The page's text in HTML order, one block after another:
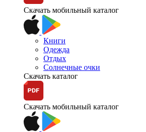
Скачать мобильный каталог
Книги
Одежда
Отдых
Солнечные очки
Скачать каталог
Скачать мобильный каталог